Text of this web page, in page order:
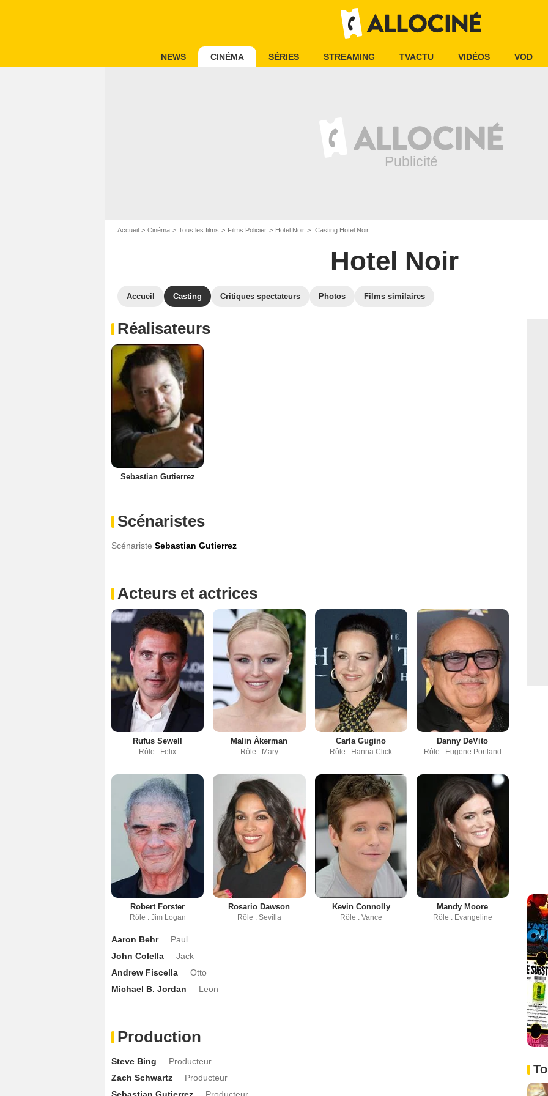
NEWS CINÉMA SÉRIES STREAMING TVACTU VIDÉOS VOD
Accueil Cinéma Tous les films Films Policier Hotel Noir Casting Hotel Noir
Hotel Noir
Accueil Casting Critiques spectateurs Photos Films similaires
Réalisateurs
Sebastian Gutierrez
Scénaristes
Scénariste Sebastian Gutierrez
Acteurs et actrices
Rufus Sewell
Rôle : Felix
Malin Åkerman
Rôle : Mary
Carla Gugino
Rôle : Hanna Click
Danny DeVito
Rôle : Eugene Portland
Robert Forster
Rôle : Jim Logan
Rosario Dawson
Rôle : Sevilla
Kevin Connolly
Rôle : Vance
Mandy Moore
Rôle : Evangeline
Aaron Behr
Paul
John Colella
Jack
Andrew Fiscella
Otto
Michael B. Jordan
Leon
Production
Steve Bing
Producteur
Zach Schwartz
Producteur